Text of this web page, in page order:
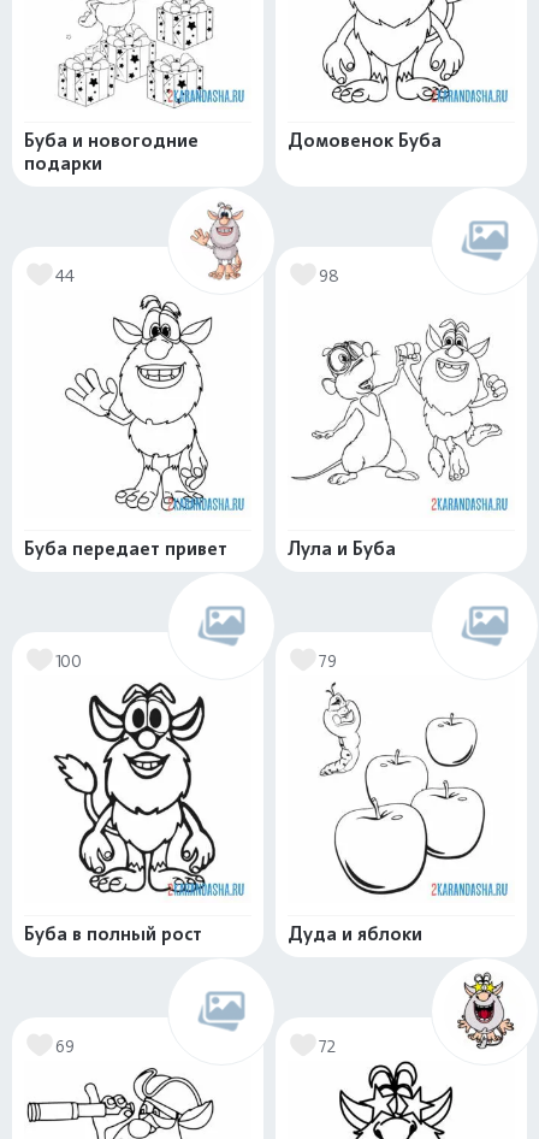
Буба и новогодние
подарки
Домовенок Буба
44
Буба передает привет
98
Лула и Буба
100
Буба в полный рост
79
Дуда и яблоки
69 72